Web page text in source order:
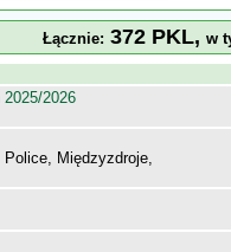
Łącznie: 372 PKL, w
2026
Międzyzdroje,